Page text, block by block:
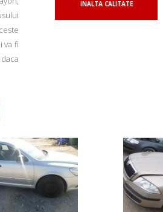
va fi
INALTA CALITATE